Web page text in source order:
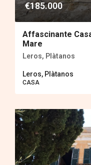
€185.000
Affascinante
Mare
Leros, Plàtanos
Leros, Plàtanos
CASA